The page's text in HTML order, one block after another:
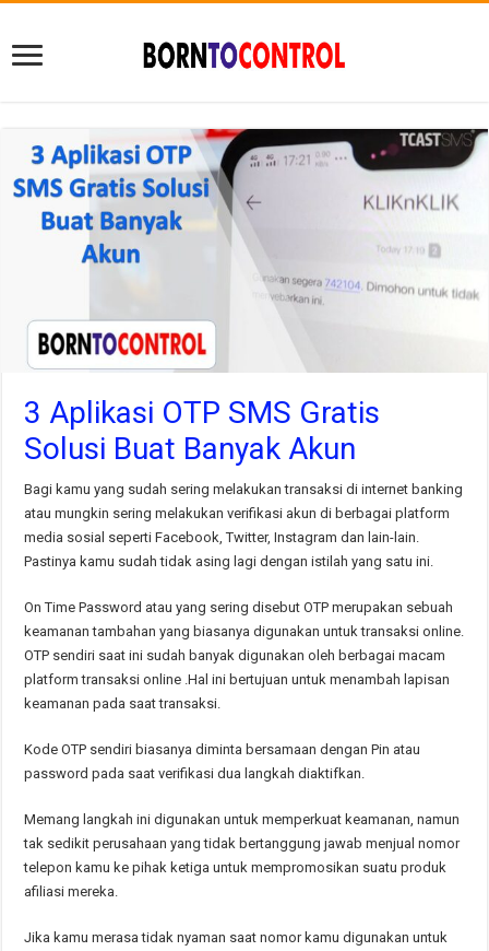
3 Aplikasi OTP SMS Gratis
Solusi Buat Banyak Akun
Bagi kamu yang sudah sering melakukan transaksi di internet banking
atau mungkin sering melakukan verifikasi akun di berbagai platform
media sosial seperti Facebook, Twitter, Instagram dan lain-lain.
Pastinya kamu sudah tidak asing lagi dengan istilah yang satu ini.
On Time Password atau yang sering disebut OTP merupakan sebuah
keamanan tambahan yang biasanya digunakan untuk transaksi online.
OTP sendiri saat ini sudah banyak digunakan oleh berbagai macam
platform transaksi online .Hal ini bertujuan untuk menambah lapisan
keamanan pada saat transaksi.
Kode OTP sendiri biasanya diminta bersamaan dengan Pin atau
password pada saat verifikasi dua langkah diaktifkan.
Memang langkah ini digunakan untuk memperkuat keamanan, namun
tak sedikit perusahaan yang tidak bertanggung jawab menjual nomor
telepon kamu ke pihak ketiga untuk mempromosikan suatu produk
afiliasi mereka.
Jika kamu merasa tidak nyaman saat nomor kamu digunakan untuk